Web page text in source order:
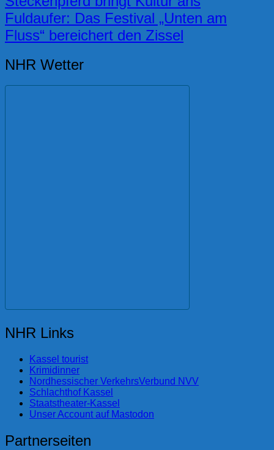
Fuldaufer: Das Festival „Unten am
Fluss“ bereichert den Zissel
NHR Wetter
NHR Links
Kassel tourist
Krimidinner
Nordhessischer VerkehrsVerbund NVV
Schlachthof Kassel
Staatstheater-Kassel
Unser Account auf Mastodon
Partnerseiten